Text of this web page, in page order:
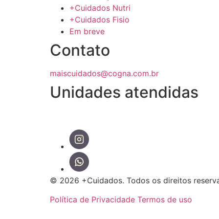
+Cuidados Nutri
+Cuidados Fisio
Em breve
Contato
maiscuidados@cogna.com.br
Unidades atendidas
© 2026 +Cuidados. Todos os direitos
Política de Privacidade Termos de uso